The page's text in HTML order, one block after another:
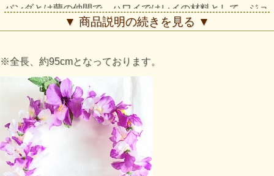
バンダとは蘭の仲間で、ハワイではレイの材料として、ジョ
アキンバンダが栽培されています。
▼ 商品説明の続きを見る ▼
※全長、約95cmとなっております。